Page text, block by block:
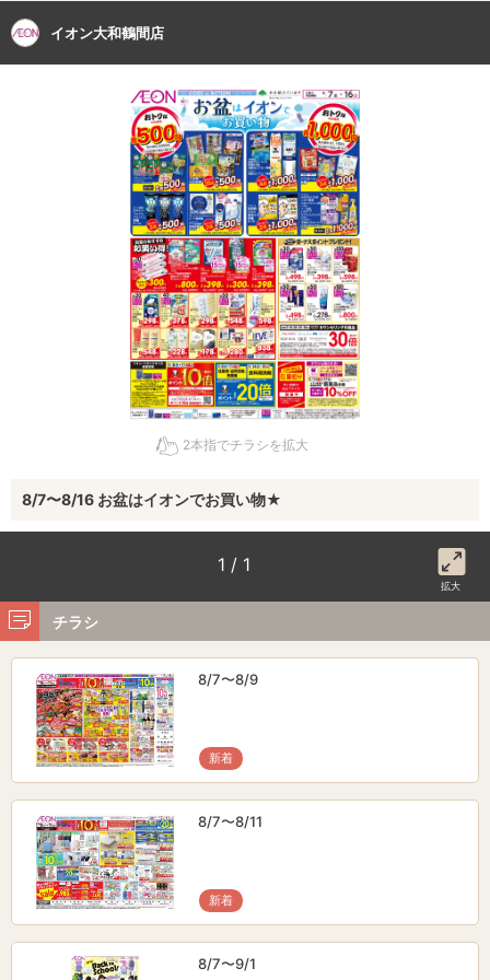
イオン大和鶴間店
2本指でチラシを拡大
8/7〜8/16 お盆はイオンでお買い物★
1 / 1
拡大
チラシ
8/7〜8/9
新着
8/7〜8/11
新着
8/7〜9/1